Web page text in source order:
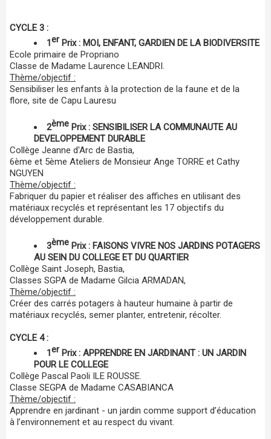
CYCLE 3 :
1er Prix : MOI, ENFANT, GARDIEN DE LA BIODIVERSITE
Ecole primaire de Propriano
Classe de Madame Laurence LEANDRI.
Thème/objectif :
Sensibiliser les enfants à la protection de la faune et de la
flore, site de Capu Lauresu
2ème Prix : SENSIBILISER LA COMMUNAUTE AU
DEVELOPPEMENT DURABLE
Collège Jeanne d'Arc de Bastia,
6ème et 5ème Ateliers de Monsieur Ange TORRE et Cathy
NGUYEN
Thème/objectif :
Fabriquer du papier et réaliser des affiches en utilisant des
matériaux recyclés et représentant les 17 objectifs du
développement durable.
3ème Prix : FAISONS VIVRE NOS JARDINS POTAGERS
AU SEIN DU COLLEGE ET DU QUARTIER
Collège Saint Joseph, Bastia,
Classes SGPA de Madame Gilcia ARMADAN,
Thème/objectif :
Créer des carrés potagers à hauteur humaine à partir de
matériaux recyclés, semer planter, entretenir, récolter.
CYCLE 4 :
1er Prix : APPRENDRE EN JARDINANT : UN JARDIN
POUR LE COLLEGE
Collège Pascal Paoli ILE ROUSSE.
Classe SEGPA de Madame CASABIANCA
Thème/objectif :
Apprendre en jardinant - un jardin comme support d’éducation
à l’environnement et au respect du vivant.